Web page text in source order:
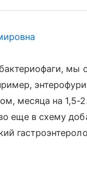
месяца на 1,5-
еще в схему